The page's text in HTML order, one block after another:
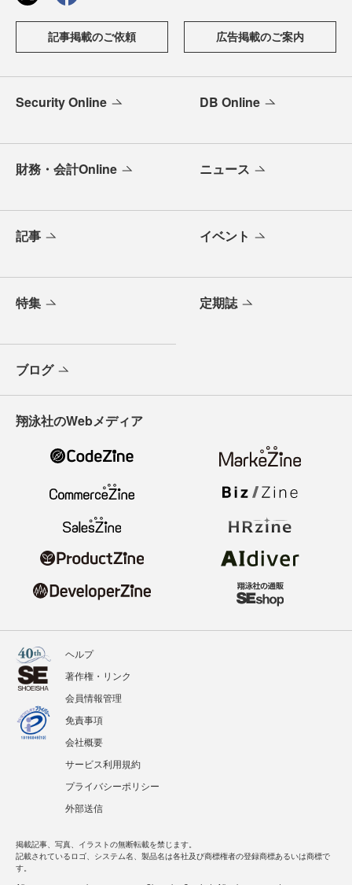
記事掲載のご依頼 広告掲載のご案内
Security Online DB Online
財務・会計Online ニュース
記事 イベント
特集 定期誌
ブログ
翔泳社のWebメディア
ヘルプ
著作権・リンク
会員情報管理
免責事項
会社概要
サービス利用規約
プライバシーポリシー
外部送信
掲載記事、写真、イラストの無断転載を禁じます。
記載されているロゴ、システム名、製品名は各社及び商標権者の登録商標あるいは商標で
す。